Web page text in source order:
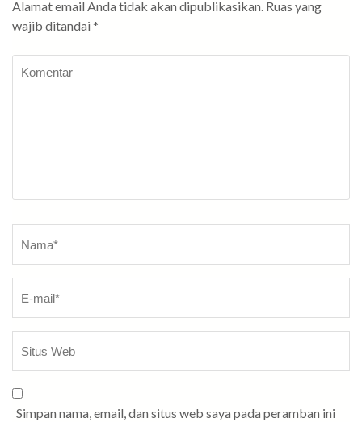
Alamat email Anda tidak akan dipublikasikan. Ruas yang
wajib ditandai *
Simpan nama, email, dan situs web saya pada peramban ini